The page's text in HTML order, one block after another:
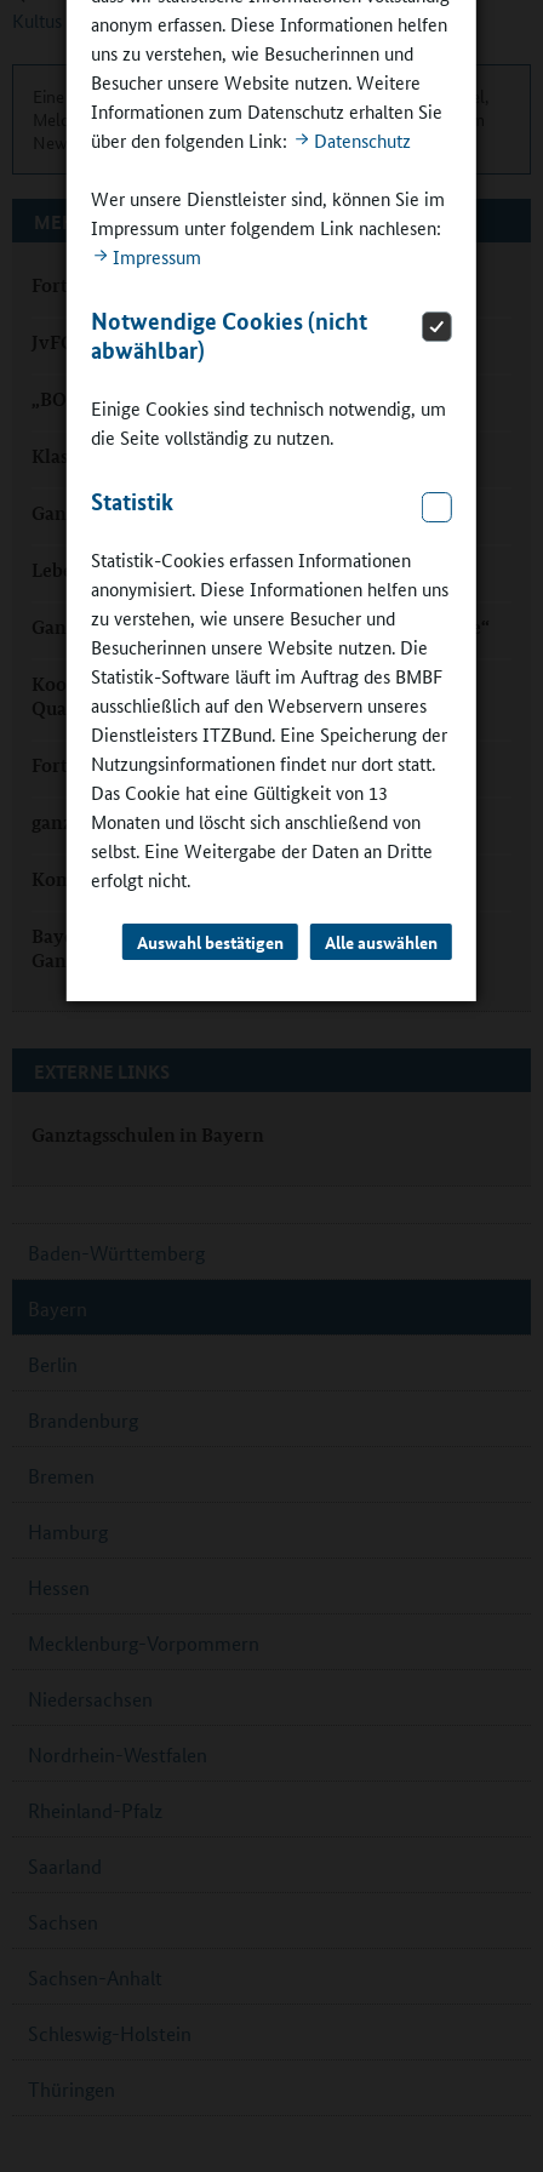
anonym erfassen. Diese Informationen helfen
uns zu verstehen, wie Besucherinnen und
Besucher unsere Website nutzen. Weitere
Informationen zum Datenschutz erhalten Sie
über den folgenden Link:
Datenschutz
Wer unsere Dienstleister sind, können Sie im
Impressum unter folgendem Link nachlesen:
Impressum
Notwendige Cookies (nicht
abwählbar)
Einige Cookies sind technisch notwendig, um
die Seite vollständig zu nutzen.
Statistik
Statistik-Cookies erfassen Informationen
anonymisiert. Diese Informationen helfen uns
zu verstehen, wie unsere Besucher und
Besucherinnen unsere Website nutzen. Die
Statistik-Software läuft im Auftrag des BMBF
ausschließlich auf den Webservern unseres
Dienstleisters ITZBund. Eine Speicherung der
Nutzungsinformationen findet nur dort statt.
Das Cookie hat eine Gültigkeit von 13
Monaten und löscht sich anschließend von
selbst. Eine Weitergabe der Daten an Dritte
erfolgt nicht.
Auswahl bestätigen Alle auswählen
Kultus
Eine übersichtliche Kurzinformation über die aktuellen Artikel,
Meldungen und Termine finden Sie zweimonatlich in unserem
Newsletter.Hier können Sie sich anmelden.
MEHR ZUM THEMA AUF GANZTAGSSCHULEN.ORG
Fortbildung für den Ganztag: Akademie Dillingen
JvFG Cham: Im Ganztag zu den Sternen
„BOA!“ – Ganztag mit Berufsorientierung
Klasse Ganztag in Ingolstadt
Ganztag in Garmisch-Partenkirchen
Lebensqualität und Ganztagsangebote: Stadt Passau
Ganztag am Rauhen Kulm: „Kurze Beine, kurze Wege“
Kooperation im Ganztag: „nochmal eine andere
Qualität“
Fortbildung für den Ganztag: Akademie Dillingen
ganztag@home mit der gfi
Kommunen stärken Bildung im Ganztag
Bayern: „Sport, Musik und Kunst gehören in den
Ganztag“
EXTERNE LINKS
Ganztagsschulen in Bayern
Baden-Württemberg
Bayern
Berlin
Brandenburg
Bremen
Hamburg
Hessen
Mecklenburg-Vorpommern
Niedersachsen
Nordrhein-Westfalen
Rheinland-Pfalz
Saarland
Sachsen
Sachsen-Anhalt
Schleswig-Holstein
Thüringen